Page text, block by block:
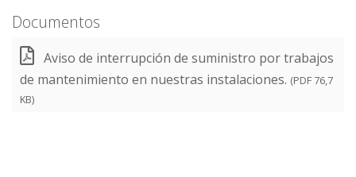
Documentos
Aviso de interrupción de suministro por trabajos
de mantenimiento en nuestras instalaciones. (PDF 76,7
KB)